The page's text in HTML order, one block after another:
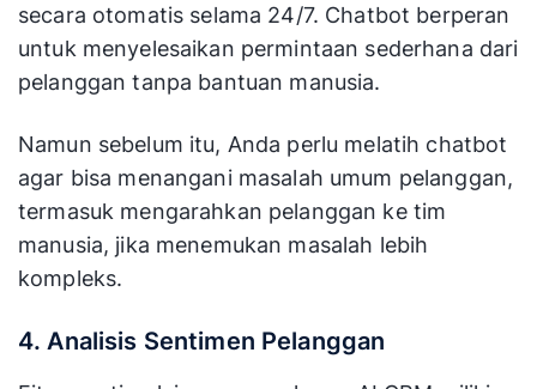
secara otomatis selama 24/7. Chatbot berperan
untuk menyelesaikan permintaan sederhana dari
pelanggan tanpa bantuan manusia.
Namun sebelum itu, Anda perlu melatih chatbot
agar bisa menangani masalah umum pelanggan,
termasuk mengarahkan pelanggan ke tim
manusia, jika menemukan masalah lebih
kompleks.
4. Analisis Sentimen Pelanggan